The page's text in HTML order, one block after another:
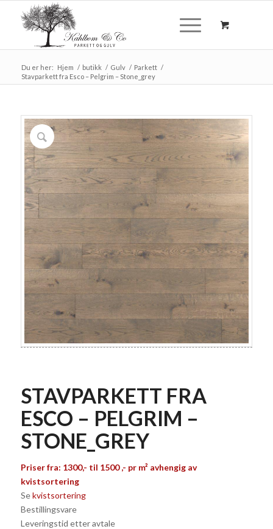
Du er her: Hjem / butikk / Gulv / Parkett /
Stavparkett fra Esco – Pelgrim – Stone_grey
STAVPARKETT FRA
ESCO – PELGRIM –
STONE_GREY
Priser fra: 1300,- til 1500 ,- pr m² avhengig av
kvistsortering
Sekvistsortering
Bestillingsvare
Leveringstid etter avtale